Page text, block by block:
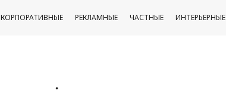
КОРПОРАТИВНЫЕ РЕКЛАМНЫЕ ЧАСТНЫЕ ИНТЕРЬЕРНЫЕ
.